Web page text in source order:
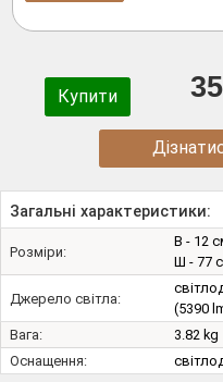
Купити
Загальні характеристики:
Розміри:
В - 12
Ш - 77
Джерело світла:
(5390
Вага:
3.82 kg
Оснащення: